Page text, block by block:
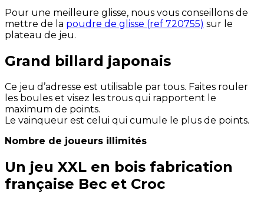
Pour une meilleure glisse, nous vous conseillons de
mettre de la poudre de glisse (ref 720755) sur le
plateau de jeu.
Grand billard japonais
Ce jeu d’adresse est utilisable par tous. Faites rouler
les boules et visez les trous qui rapportent le
maximum de points.
Le vainqueur est celui qui cumule le plus de points.
Nombre de joueurs illimités
Un jeu XXL en bois fabrication
française Bec et Croc